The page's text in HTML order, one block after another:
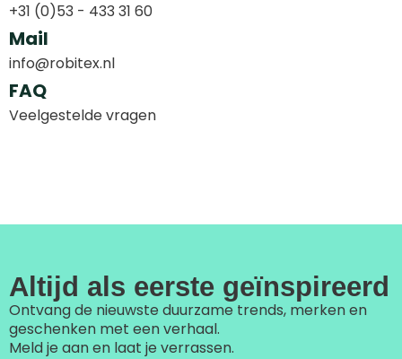
+31 (0)53 - 433 31 60
Mail
info@robitex.nl
FAQ
Veelgestelde vragen
Altijd als eerste geïnspireerd
Ontvang de nieuwste duurzame trends, merken en
geschenken met een verhaal.
Meld je aan en laat je verrassen.